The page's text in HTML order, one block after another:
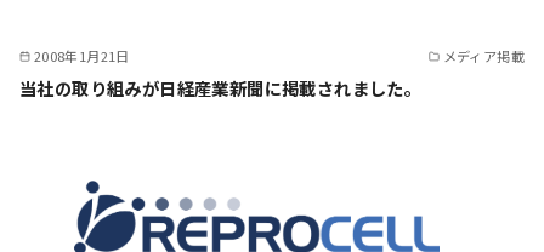
2008年1月21日 メディア掲載
当社の取り組みが日経産業新聞に掲載されました。